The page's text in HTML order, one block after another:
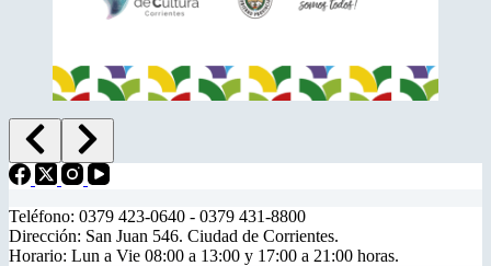
Teléfono: 0379 423-0640 - 0379 431-8800
Dirección: San Juan 546. Ciudad de Corrientes.
Horario: Lun a Vie 08:00 a 13:00 y 17:00 a 21:00 horas.